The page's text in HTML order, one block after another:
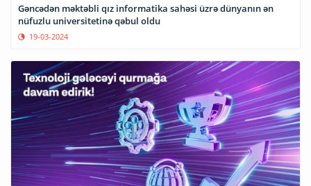
Gəncədən məktəbli qız informatika sahəsi üzrə dünyanın ən
nüfuzlu universitetinə qəbul oldu
19-03-2024